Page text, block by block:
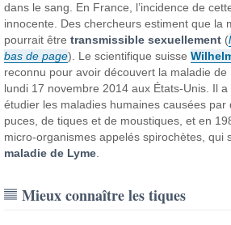
dans le sang. En France, l’incidence de
innocente. Des chercheurs estiment que la
pourrait êtretransmissible sexuellement (
bas de page). Le scientifique suisse
reconnu pour avoir découvert la maladie de
lundi 17 novembre 2014 aux États-Unis. Il a
étudier les maladies humaines causées par
puces, de tiques et de moustiques, et en
micro-organismes appelés spirochètes, qui
maladie de Lyme
Mieux connaître les tiques